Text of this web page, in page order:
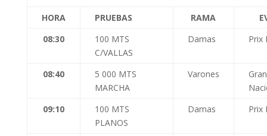
HORA
PRUEBAS RAMA
08:30
100 MTS
C/VALLAS
Damas Prix
08:40
5 000 MTS
MARCHA
Varones
09:10
100 MTS
PLANOS
Damas Prix